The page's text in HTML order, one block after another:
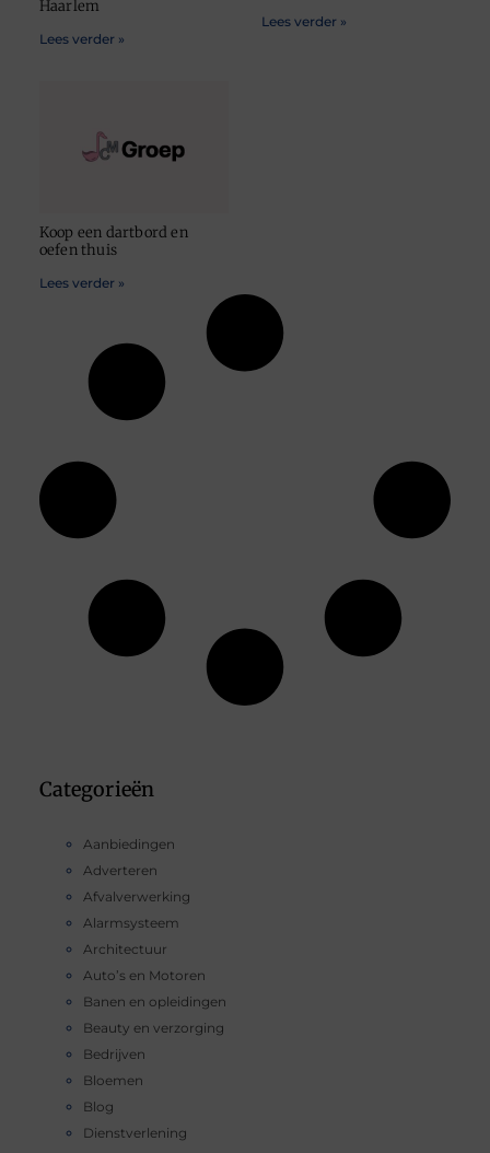
Categorieën
Aanbiedingen
Adverteren
Afvalverwerking
Alarmsysteem
Architectuur
Auto’s en Motoren
Banen en opleidingen
Beauty en verzorging
Bedrijven
Bloemen
Blog
Dienstverlening
Haarlem
Lees verder »
Lees verder »
Koop een dartbord en
oefen thuis
Lees verder »